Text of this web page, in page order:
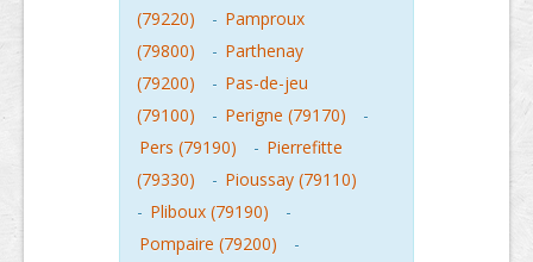
(79220)
- Pamproux
(79800)
- Parthenay
(79200)
- Pas-de-jeu
(79100)
- Perigne (79170)
-
Pers (79190)
- Pierrefitte
(79330)
- Pioussay (79110)
- Pliboux (79190)
-
Pompaire (79200)
-